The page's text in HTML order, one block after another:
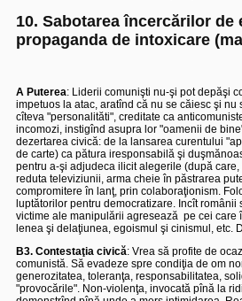
10. Sabotarea încercărilor
propaganda de intoxicare
A Puterea: Liderii comunişti nu-şi pot depăşi
impetuos la atac, aratînd că nu se căiesc şi
cîteva "personalităti", creditate ca
incomozi, instigînd asupra lor "oamenii de
dezertarea civică: de la lansarea curentului
de carte) ca pătura iresponsabilă şi
pentru a-şi adjudeca ilicit alegerile (după
reduta televiziunii, arma cheie în păstrarea
compromitere în lanţ, prin colaboraţionism.
luptătorilor pentru democratizare. Incît
victime ale manipulării agresează pe cei care
lenea şi delaţiunea, egoismul şi cinismul, etc.
B3. Contestaţia civică: Vrea să profite de
comunistă. Să evadeze spre condiţia de om
generozitatea, toleranţa, responsabilitatea,
"provocările". Non-violenţa, invocată pînă la